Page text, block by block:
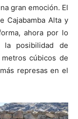
gran emoción. El
Cajabamba Alta y
ahora por lo
la posibilidad de
cúbicos de
represas en el